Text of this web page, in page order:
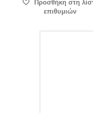
Προσθήκη στη
επιθυμιών